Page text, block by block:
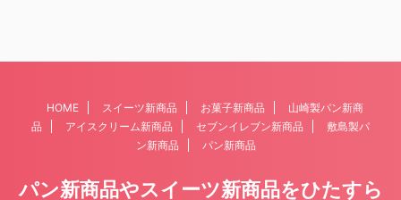
HOME スイーツ新商品 お菓子新商品
山崎製パン新商
品
アイスクリーム新商品 セブンイレブン新商品
敷島製パ
ン新商品
パン新商品
パン新商品やスイーツ新商品をひたすら